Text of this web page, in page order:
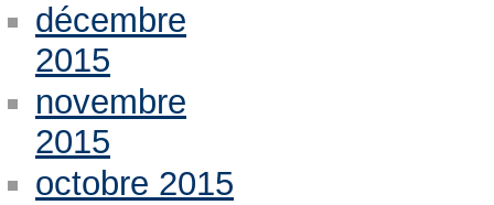
décembre
2015
novembre
2015
octobre 2015